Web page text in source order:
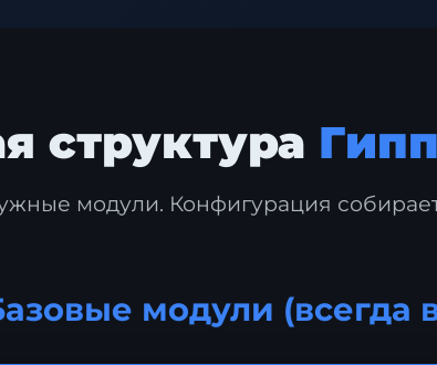
структура
модули. Конфигурация
модули (всегда